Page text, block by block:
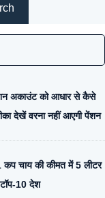
अकाउंट को आधार से कैसे
देखें वरना नहीं आएगी पेंशन
चाय की कीमत में 5 लीटर
10 देश